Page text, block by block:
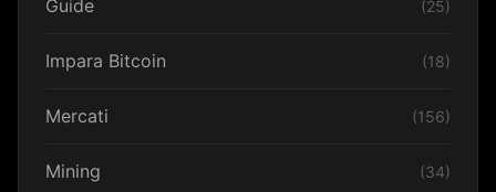
Guide (25)
Impara Bitcoin (18)
Mercati (156)
Mining (34)